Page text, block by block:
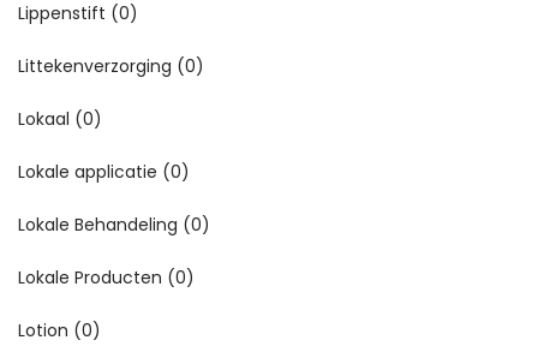
Lippenstift (0)
Littekenverzorging (0)
Lokaal (0)
Lokale applicatie (0)
Lokale Behandeling (0)
Lokale Producten (0)
Lotion (0)